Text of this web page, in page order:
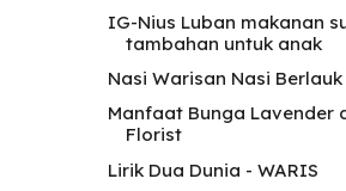
IG-Nius Luban makanan
tambahan untuk anak
Nasi Warisan Nasi
Manfaat Bunga Lavender
Florist
Lirik Dua Dunia - WARIS